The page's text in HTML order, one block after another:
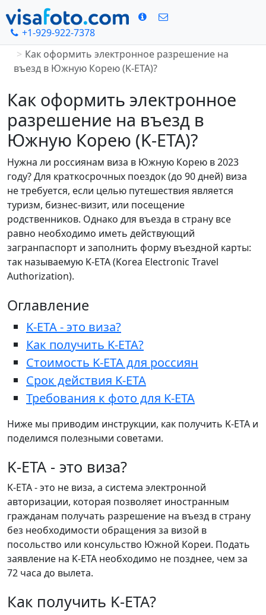
+1-929-922-7378
Главная
Как оформить электронное разрешение на
въезд в Южную Корею (K-ETA)?
Как оформить электронное
разрешение на въезд в
Южную Корею (K-ETA)?
Нужна ли россиянам виза в Южную Корею в 2023
году? Для краткосрочных поездок (до 90 дней) виза
не требуется, если целью путешествия является
туризм, бизнес-визит, или посещение
родственников. Однако для въезда в страну все
равно необходимо иметь действующий
загранпаспорт и заполнить форму въездной карты:
так называемую K-ETA (Korea Electronic Travel
Authorization).
Оглавление
K-ETA - это виза?
Как получить K-ETA?
Стоимость K-ETA для россиян
Срок действия K-ETA
Требования к фото для K-ETA
Ниже мы приводим инструкции, как получить K-ETA и
поделимся полезными советами.
K-ETA - это виза?
K-ETA - это не виза, а система электронной
авторизации, которая позволяет иностранным
гражданам получать разрешение на въезд в страну
без необходимости обращения за визой в
посольство или консульство Южной Кореи. Подать
заявление на K-ETA необходимо не позднее, чем за
72 часа до вылета.
Как получить K-ETA?